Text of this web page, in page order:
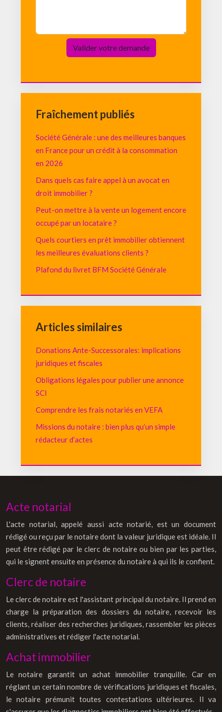
Fraîchement publiés
Société Générale : une des meilleures banques
en France pour un crédit à la consommation
en 2026
Dans quels cas faire appel à un avocat en
droit immobilier ?
Peut-on mettre à la vente un logement encore
occupé par un locataire ?
Quels courtiers en prêt immobilier obtiennent
les meilleures évaluations clients ?
Plafond du livret BFM Société Générale
Articles similaires
Donations Ante-Successorales: implications
juridiques et fiscales
Obligations légales pour publier une annonce
SCI
Comprendre les frais notariés en VEFA
Missions du notaire : bien plus qu’un simple
rédacteur d’actes
Acte notarial
L'acte notarial, appelé aussi acte notarié, est un document
rédigé ou reçu par le notaire dont la valeur juridique est idéale. Il
peut être rédigé par le clerc de notaire ou bien par les parties,
qui le signent ensuite en présence du notaire à qui ils le confient.
Clerc de notaire
Le clerc de notaire est l'assistant principal du notaire. Il prend en
charge la préparation des dossiers du notaire, recevoir les
clients, réaliser des recherches juridiques, rassembler les pièces
administratives et rédiger l'acte notarial.
Achat immobilier
Le notaire garantit un achat immobilier tranquille. Car en
réglant un certain nombre de vérifications juridiques et fiscales,
le notaire prémunit toutes contestations ultérieures. Il va